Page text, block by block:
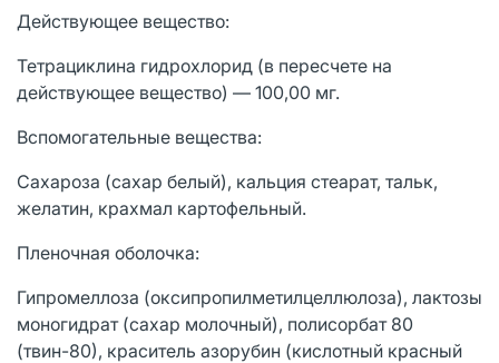
Действующее вещество:
Тетрациклина гидрохлорид (в пересчете на
действующее вещество) — 100,00 мг.
Вспомогательные вещества:
Сахароза (сахар белый), кальция стеарат, тальк,
желатин, крахмал картофельный.
Пленочная оболочка:
Гипромеллоза (оксипропилметилцеллюлоза), лактозы
моногидрат (сахар молочный), полисорбат 80
(твин-80), краситель азорубин (кислотный красный